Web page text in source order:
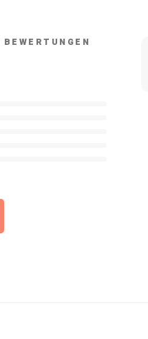
BEWERTUNGEN